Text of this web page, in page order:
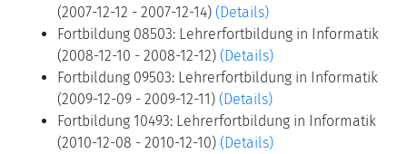
(2007-12-12 - 2007-12-14) (Details)
Fortbildung 08503: Lehrerfortbildung in Informatik
(2008-12-10 - 2008-12-12) (Details)
Fortbildung 09503: Lehrerfortbildung in Informatik
(2009-12-09 - 2009-12-11) (Details)
Fortbildung 10493: Lehrerfortbildung in Informatik
(2010-12-08 - 2010-12-10) (Details)